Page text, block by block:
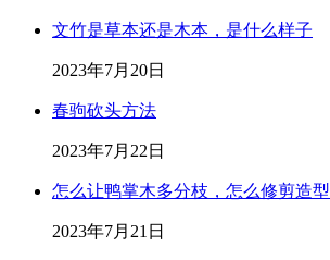
文竹是草本还是木本，是什么样子
2023年7月20日
春驹砍头方法
2023年7月22日
怎么让鸭掌木多分枝，怎么修剪造型
2023年7月21日